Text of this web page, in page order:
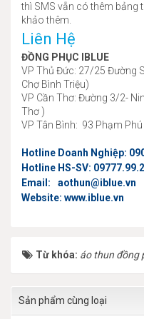
thì SMS vẫn có thêm bảng
khảo thêm.
Liên Hệ
ĐỒNG PHỤC IBLUE
VP Thủ Đức: 27/25 Đường
Chợ Bình Triệu)
VP Cần Thơ: Đường 3/2-
Thơ )
VP Tân Bình: 93 Phạm
Hotline Doanh Nghiệp:
Hotline HS-SV:
Email:
Website: www.iblue.vn
Từ khóa: áo thun đồng
Sản phẩm cùng loại